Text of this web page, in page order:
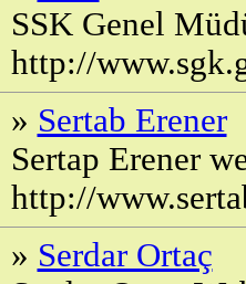
SSK Genel
http://
» Sertab Erener
Sertap Erener
http://
» Serdar Ortaç